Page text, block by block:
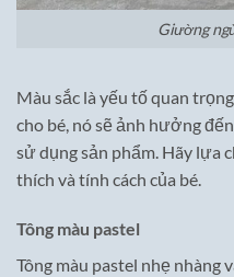
Giường
Màu sắc là yếu tố quan
cho bé, nó sẽ ảnh hưởng
sử dụng sản phẩm. Hãy lựa
thích và tính cách của bé.
Tông màu pastel
Tông màu pastel nhẹ nhàng